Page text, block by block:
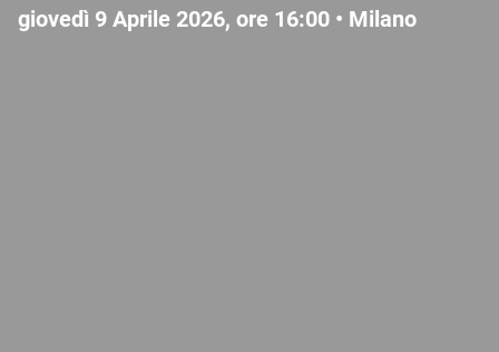
giovedì 9 Aprile 2026, ore 16:00 • Milano